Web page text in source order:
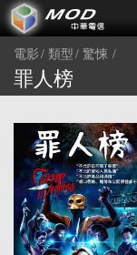
電影 類型 驚悚
罪人榜